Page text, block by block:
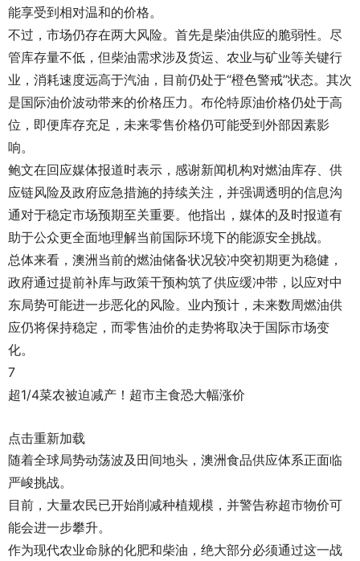
能享受到相对温和的价格。
不过，市场仍存在两大风险。首先是柴油供应的脆弱性。尽
管库存量不低，但柴油需求涉及货运、农业与矿业等关键行
业，消耗速度远高于汽油，目前仍处于“橙色警戒”状态。其次
是国际油价波动带来的价格压力。布伦特原油价格仍处于高
位，即便库存充足，未来零售价格仍可能受到外部因素影
响。
鲍文在回应媒体报道时表示，感谢新闻机构对燃油库存、供
应链风险及政府应急措施的持续关注，并强调透明的信息沟
通对于稳定市场预期至关重要。他指出，媒体的及时报道有
助于公众更全面地理解当前国际环境下的能源安全挑战。
总体来看，澳洲当前的燃油储备状况较冲突初期更为稳健，
政府通过提前补库与政策干预构筑了供应缓冲带，以应对中
东局势可能进一步恶化的风险。业内预计，未来数周燃油供
应仍将保持稳定，而零售油价的走势将取决于国际市场变
化。
7
超1/4菜农被迫减产！超市主食恐大幅涨价
点击重新加载
随着全球局势动荡波及田间地头，澳洲食品供应体系正面临
严峻挑战。
目前，大量农民已开始削减种植规模，并警告称超市物价可
能会进一步攀升。
作为现代农业命脉的化肥和柴油，绝大部分必须通过这一战